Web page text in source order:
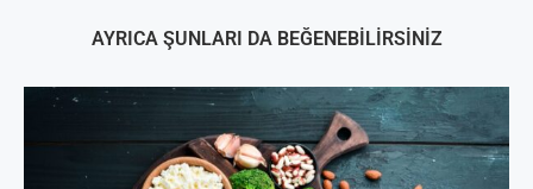
AYRICA ŞUNLARI DA BEĞENEBILIRSINIZ